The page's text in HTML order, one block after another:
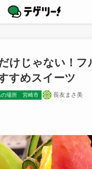
けじゃない！フ
すめスイーツ
場所 宮崎市 長友まさ美